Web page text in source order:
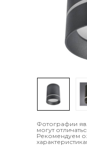
Фотографии
могут
Рекомендуем